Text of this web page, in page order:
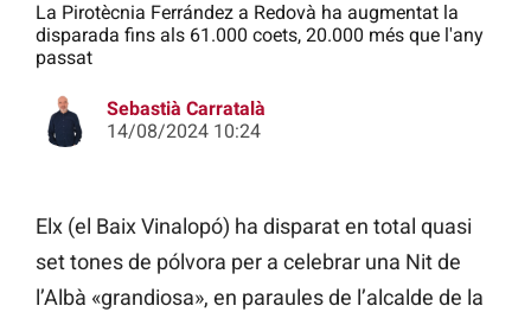
La Pirotècnia Ferrández a Redovà ha augmentat la
disparada fins als 61.000 coets, 20.000 més que l'any
passat
Sebastià Carratalà
14/08/2024 10:24
Elx (el Baix Vinalopó) ha disparat en total quasi
set tones de pólvora per a celebrar una Nit de
l’Albà «grandiosa», en paraules de l’alcalde de la